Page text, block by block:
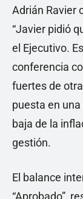
Adrián Ravier
“Javier pidió
el Ejecutivo.
conferencia
fuertes de
puesta en
baja de la
gestión.
El balance
“Aprobado”,